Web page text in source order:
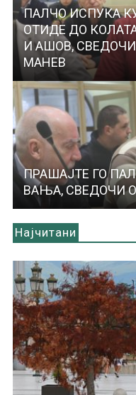
ПАЛЧО ИСПУКА
ОТИДЕ ДО
И АШОВ,
МАНЕВ
ПРАШАЈТЕ ГО
ВАЊА, СВЕДОЧИ
Најчитани